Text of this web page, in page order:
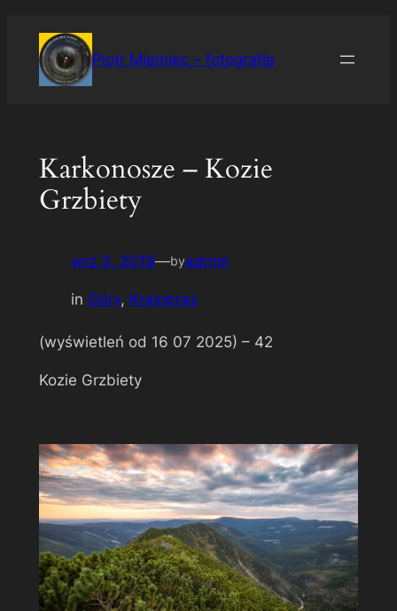
treści
Piotr Miemiec – fotografie
Karkonosze – Kozie
Grzbiety
wrz 3, 2019—byadmin
in Góry, Krajobraz
(wyświetleń od 16 07 2025) – 42
Kozie Grzbiety